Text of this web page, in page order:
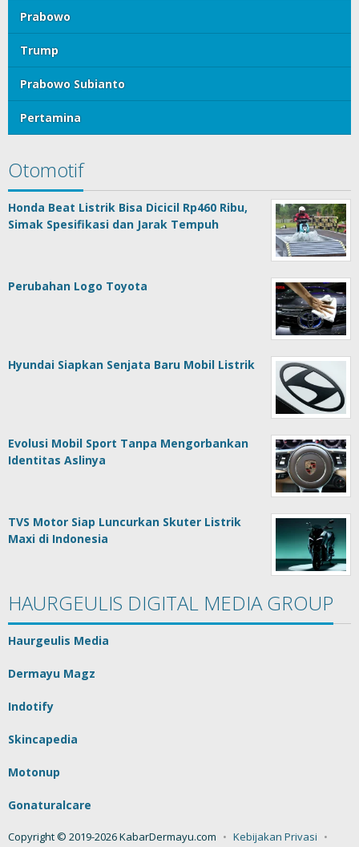
Prabowo
Trump
Prabowo Subianto
Pertamina
Otomotif
Honda Beat Listrik Bisa Dicicil Rp460 Ribu,
Simak Spesifikasi dan Jarak Tempuh
Perubahan Logo Toyota
Hyundai Siapkan Senjata Baru Mobil Listrik
Evolusi Mobil Sport Tanpa Mengorbankan
Identitas Aslinya
TVS Motor Siap Luncurkan Skuter Listrik
Maxi di Indonesia
HAURGEULIS DIGITAL MEDIA GROUP
Haurgeulis Media
Dermayu Magz
Indotify
Skincapedia
Motonup
Gonaturalcare
Copyright © 2019-2026 KabarDermayu.com
Kebijakan Privasi